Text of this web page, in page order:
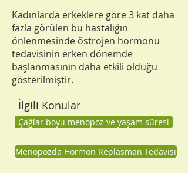
Kadınlarda erkeklere göre 3 kat daha
fazla görülen bu hastalığın
önlenmesinde östrojen hormonu
tedavisinin erken dönemde
başlanmasının daha etkili olduğu
gösterilmiştir.
İlgili Konular
Çağlar boyu menopoz ve yaşam süresi
Menopozda Hormon Replasman Tedavisi